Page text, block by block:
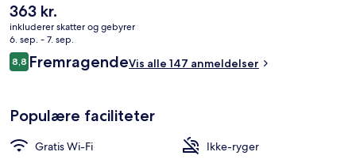
Den
nuværende
pris
er
363 kr.
363 kr.
inkluderer skatter og gebyrer
6. sep. - 7. sep.
Anmeldelser
8,88,8 ud af 10.
FremragendeVis alle 147 anmeldelser
Populære faciliteter
Gratis Wi-Fi
Ikke-ryger